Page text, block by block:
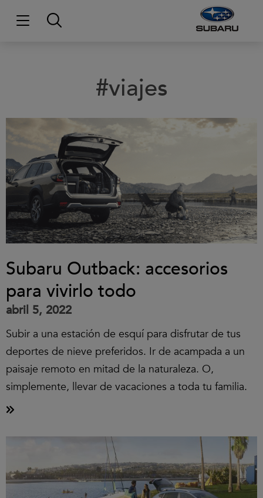
#viajes
Subaru Outback: accesorios
para vivirlo todo
abril 5, 2022
Subir a una estación de esquí para disfrutar de tus
deportes de nieve preferidos. Ir de acampada a un
paisaje remoto en mitad de la naturaleza. O,
simplemente, llevar de vacaciones a toda tu familia.